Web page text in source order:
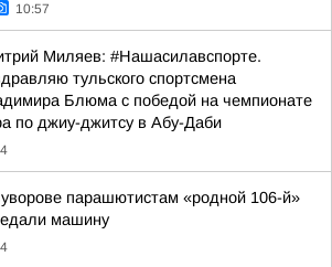
10:57
Миляев: #Нашасилавспорте.
тульского спортсмена
Блюма с победой на чемпионате
по джиу-джитсу в Абу-Даби
парашютистам «родной 106-й»
машину